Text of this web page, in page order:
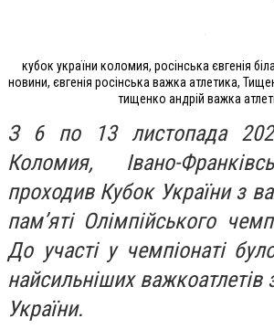
кубок україни коломия, росінська євгенія
новини, євгенія росінська важка атлетика,
тищенко андрій важка
З 6 по 13 листопада
Коломия, Івано-
проходив Кубок України з
пам’яті Олімпійського
До участі у чемпіонаті
найсильніших важкоатлетів
України.